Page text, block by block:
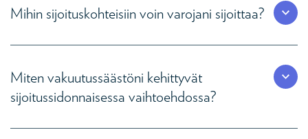
Mihin sijoituskohteisiin voin varojani sijoittaa?
Miten vakuutussäästöni kehittyvät
sijoitussidonnaisessa vaihtoehdossa?